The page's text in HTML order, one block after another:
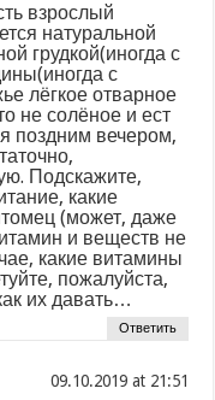
взрослый
натуральной
грудкой(иногда с
с
лёгкое отварное
не солёное и ест
поздним вечером,
Подскажите,
какие
(может, даже
и веществ не
какие витамины
пожалуйста,
их давать…
Ответить
at